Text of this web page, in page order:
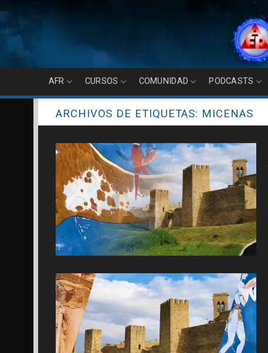
content
AFR CURSOS COMUNIDAD PODCASTS
ARCHIVOS DE ETIQUETAS: MICENAS